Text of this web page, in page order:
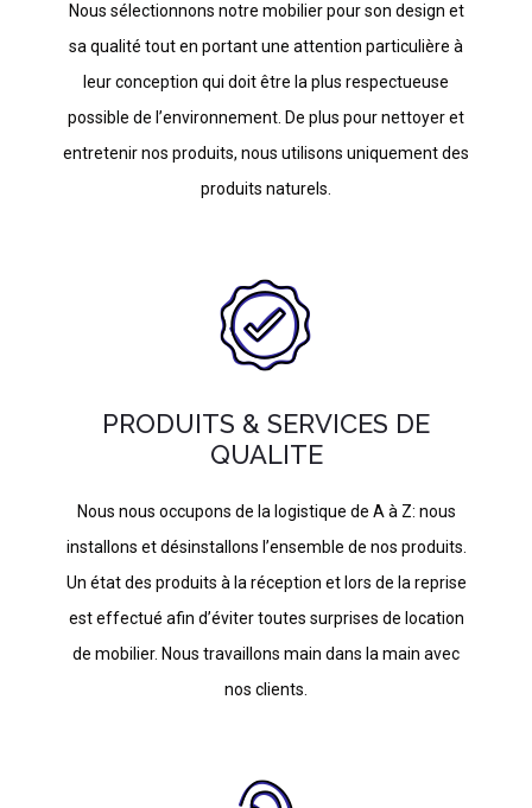
Nous sélectionnons notre mobilier pour son design et
sa qualité tout en portant une attention particulière à
leur conception qui doit être la plus respectueuse
possible de l’environnement. De plus pour nettoyer et
entretenir nos produits, nous utilisons uniquement des
produits naturels.
PRODUITS & SERVICES DE
QUALITE
Nous nous occupons de la logistique de A à Z: nous
installons et désinstallons l’ensemble de nos produits.
Un état des produits à la réception et lors de la reprise
est effectué afin d’éviter toutes surprises de location
de mobilier. Nous travaillons main dans la main avec
nos clients.